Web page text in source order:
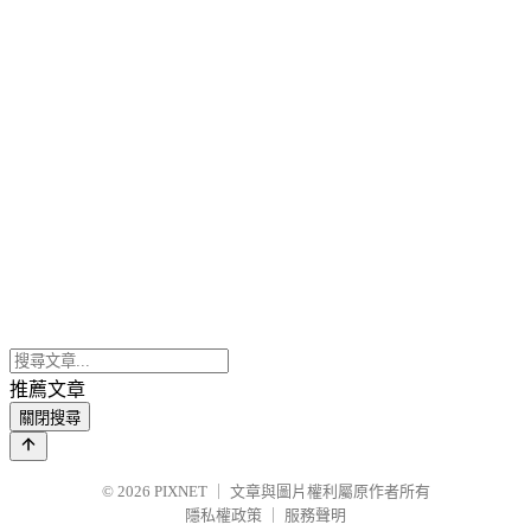
推薦文章
關閉搜尋
© 2026 PIXNET
文章與圖片權利屬原作者所有
隱私權政策
服務聲明